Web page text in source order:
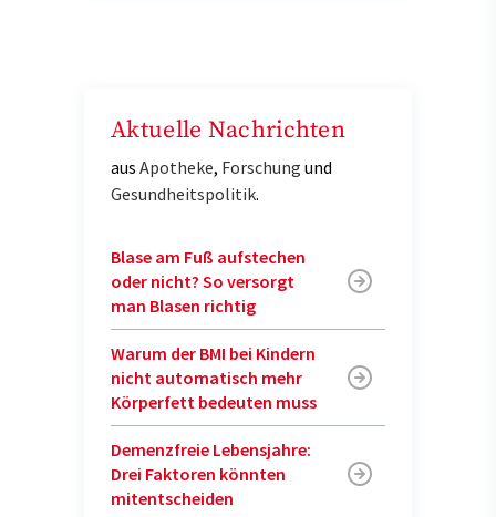
Aktuelle Nachrichten
aus Apotheke, Forschung und
Gesundheitspolitik.
Blase am Fuß aufstechen
oder nicht? So versorgt
man Blasen richtig
Warum der BMI bei Kindern
nicht automatisch mehr
Körperfett bedeuten muss
Demenzfreie Lebensjahre:
Drei Faktoren könnten
mitentscheiden